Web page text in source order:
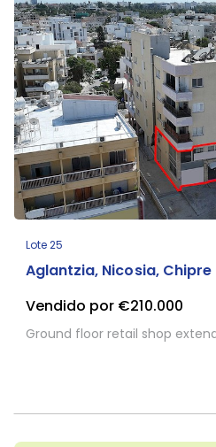
Lote 25
Aglantzia, Nicosia, Chipre
Vendido por €210.000
Ground floor retail shop